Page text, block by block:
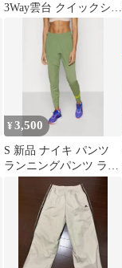
3Way雲台 クイックシュ
¥3,500
S 新品 ナイキ パンツ
ランニングパンツ ラン
パン レディース NIKE